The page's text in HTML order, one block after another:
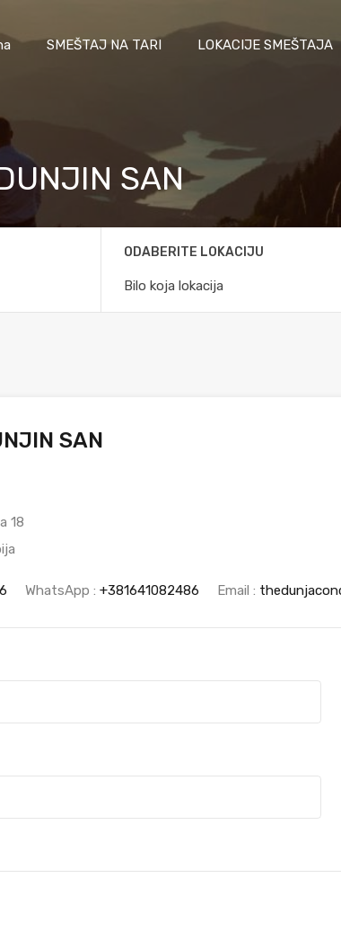
SMEŠTAJ NA TARI LOKACIJE SMEŠTAJA
SAN
ODABERITE LOKACIJU
Bilo koja lokacija
SAN
18
WhatsApp : +381641082486 Email :